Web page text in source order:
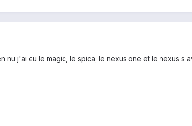
nu j'ai eu le magic, le spica, le nexus one et le nexus s